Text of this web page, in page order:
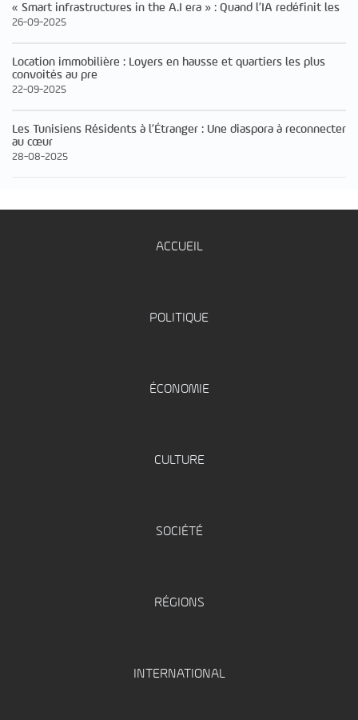
« Smart infrastructures in the A.I era » : Quand l’IA redéfinit les
26-09-2025
Location immobilière : Loyers en hausse et quartiers les plus
convoités au pre
22-09-2025
Les Tunisiens Résidents à l’Étranger : Une diaspora à reconnecter
au cœur
28-08-2025
ACCUEIL
POLITIQUE
ÉCONOMIE
CULTURE
SOCIÉTÉ
RÉGIONS
INTERNATIONAL